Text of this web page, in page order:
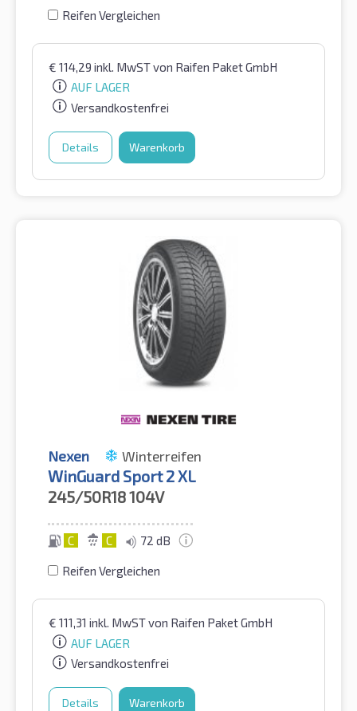
Reifen Vergleichen
€ 114,29 inkl. MwSTvon Raifen Paket GmbH
AUF LAGER
Versandkostenfrei
Details Warenkorb
Nexen Winterreifen
WinGuard Sport 2 XL
245/50R18104V
C C 72 dB
Reifen Vergleichen
€ 111,31 inkl. MwSTvon Raifen Paket GmbH
AUF LAGER
Versandkostenfrei
Details Warenkorb